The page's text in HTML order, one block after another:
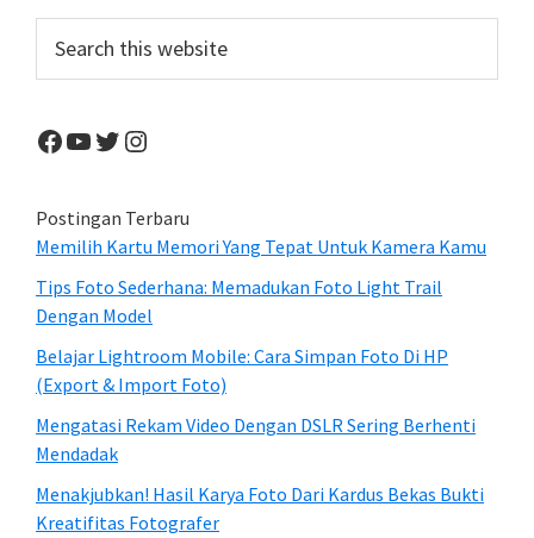
Sidebar
this
website
Facebook
YouTube
Twitter
Instagram
Postingan Terbaru
Memilih Kartu Memori Yang Tepat Untuk Kamera Kamu
Tips Foto Sederhana: Memadukan Foto Light Trail
Dengan Model
Belajar Lightroom Mobile: Cara Simpan Foto Di HP
(Export & Import Foto)
Mengatasi Rekam Video Dengan DSLR Sering Berhenti
Mendadak
Menakjubkan! Hasil Karya Foto Dari Kardus Bekas Bukti
Kreatifitas Fotografer